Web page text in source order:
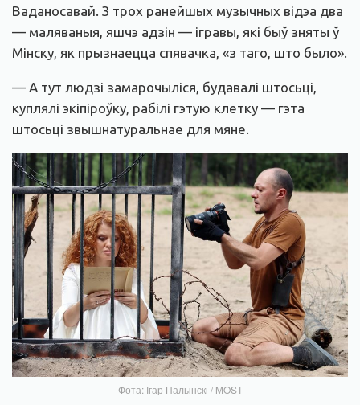
Ваданосавай. З трох ранейшых музычных відэа два
— маляваныя, яшчэ адзін — ігравы, які быў зняты ў
Мінску, як прызнаецца спявачка, «з таго, што было».
— А тут людзі замарочыліся, будавалі штосьці,
куплялі экіпіроўку, рабілі гэтую клетку — гэта
штосьці звышнатуральнае для мяне.
Фота: Ігар Палынскі / MOST